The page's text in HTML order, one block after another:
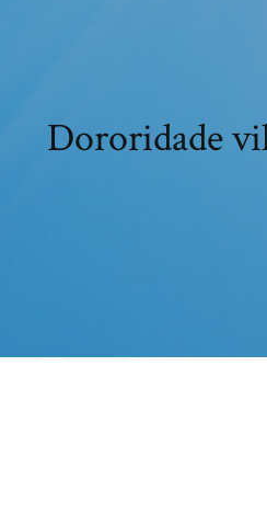
Dororidade